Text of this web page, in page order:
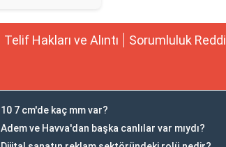
Telif Hakları ve Alıntı Sorumluluk Reddi
10 7 cm'de kaç mm var?
Adem ve Havva'dan başka canlılar var mıydı?